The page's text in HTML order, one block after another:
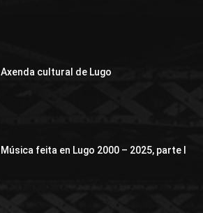
Axenda cultural de Lugo
Música feita en Lugo 2000 – 2025, parte I